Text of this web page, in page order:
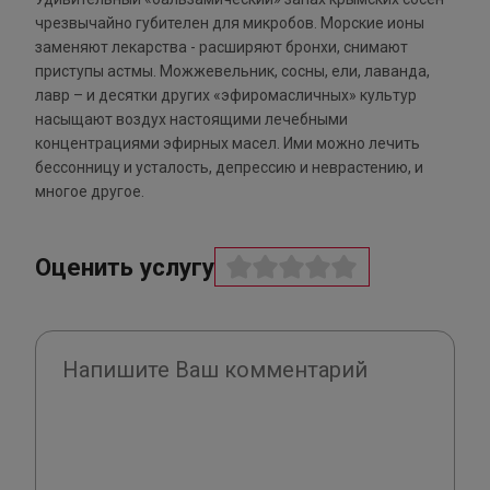
чрезвычайно губителен для микробов. Морские ионы
заменяют лекарства - расширяют бронхи, снимают
приступы астмы. Можжевельник, сосны, ели, лаванда,
лавр – и десятки других «эфиромасличных» культур
насыщают воздух настоящими лечебными
концентрациями эфирных масел. Ими можно лечить
бессонницу и усталость, депрессию и неврастению, и
многое другое.
Оценить услугу